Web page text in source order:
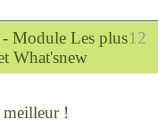
12
Module Les plus
What'snew
!